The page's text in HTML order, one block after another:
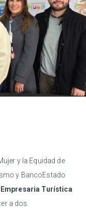
y la Equidad de
y BancoEstado
Empresaria Turística
a dos